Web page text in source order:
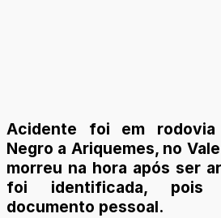
Acidente foi em
Negro a Ariquemes, no
morreu na hora após ser
foi identificada, pois
documento pessoal.